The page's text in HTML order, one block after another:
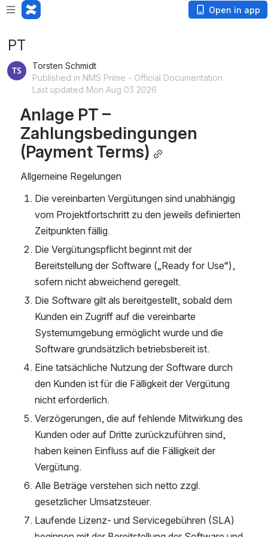
Open in app
PT
Torsten Schmidt
Published in NMS Prime - Official Documentation
Last updated Mon Aug 03 2026
Anlage PT –
Zahlungsbedingungen
(Payment Terms)
Allgemeine Regelungen
Die vereinbarten Vergütungen sind unabhängig
vom Projektfortschritt zu den jeweils definierten
Zeitpunkten fällig.
Die Vergütungspflicht beginnt mit der
Bereitstellung der Software („Ready for Use“),
sofern nicht abweichend geregelt.
Die Software gilt als bereitgestellt, sobald dem
Kunden ein Zugriff auf die vereinbarte
Systemumgebung ermöglicht wurde und die
Software grundsätzlich betriebsbereit ist.
Eine tatsächliche Nutzung der Software durch
den Kunden ist für die Fälligkeit der Vergütung
nicht erforderlich.
Verzögerungen, die auf fehlende Mitwirkung des
Kunden oder auf Dritte zurückzuführen sind,
haben keinen Einfluss auf die Fälligkeit der
Vergütung.
Alle Beträge verstehen sich netto zzgl.
gesetzlicher Umsatzsteuer.
Laufende Lizenz- und Servicegebühren (SLA)